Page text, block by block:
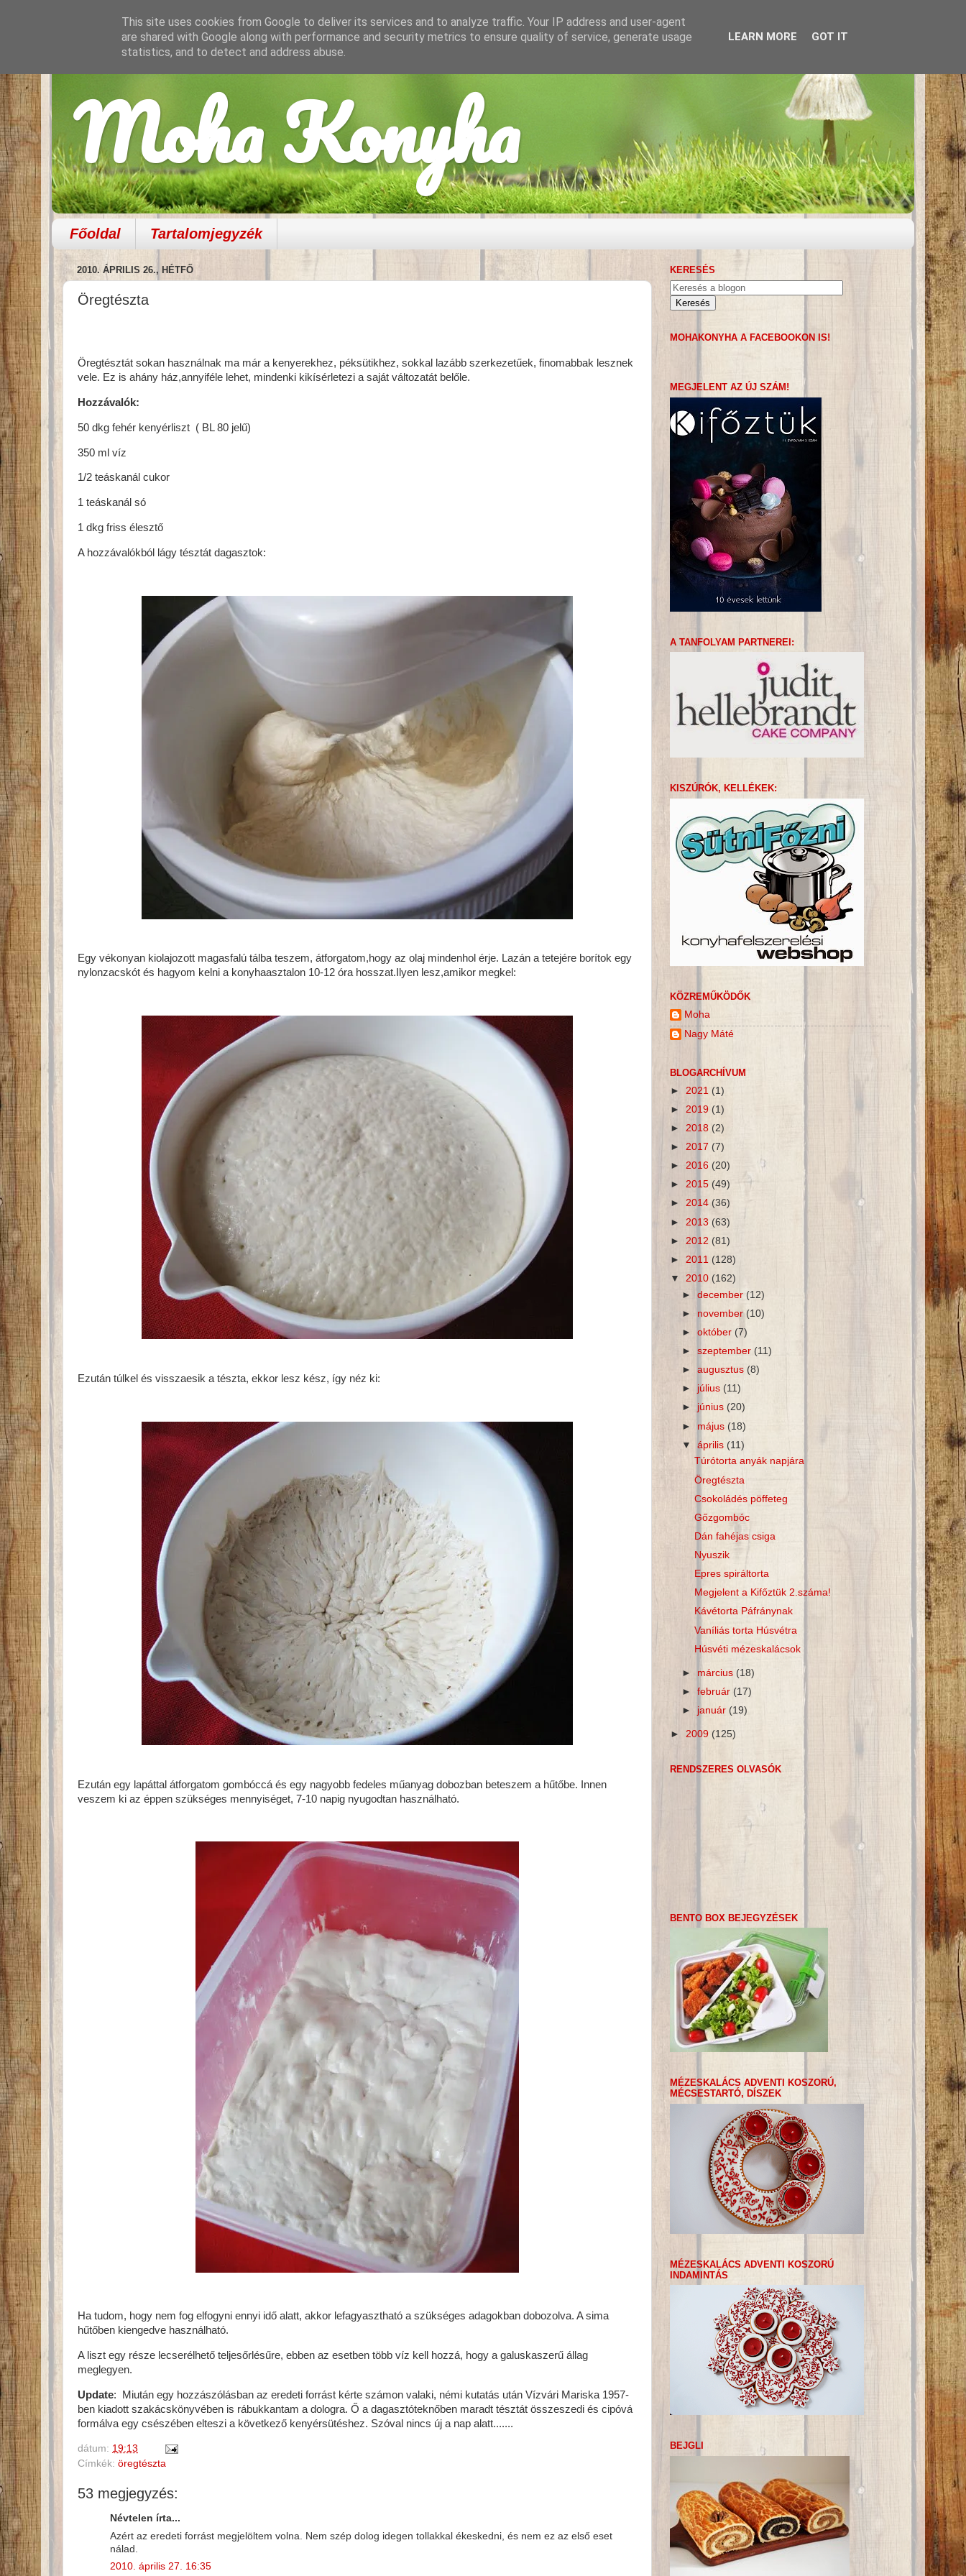
Moha Konyha
Főoldal Tartalomjegyzék
2010. ÁPRILIS 26., HÉTFŐ
Öregtészta
Öregtésztát sokan használnak ma már a kenyerekhez, péksütikhez, sokkal lazább szerkezetűek, finomabbak lesznek
vele. Ez is ahány ház,annyiféle lehet, mindenki kikísérletezi a saját változatát belőle.
Hozzávalók:
50 dkg fehér kenyérliszt ( BL 80 jelű)
350 ml víz
1/2 teáskanál cukor
1 teáskanál só
1 dkg friss élesztő
A hozzávalókból lágy tésztát dagasztok:
Egy vékonyan kiolajozott magasfalú tálba teszem, átforgatom,hogy az olaj mindenhol érje. Lazán a tetejére borítok egy
nylonzacskót és hagyom kelni a konyhaasztalon 10-12 óra hosszat.Ilyen lesz,amikor megkel:
Ezután túlkel és visszaesik a tészta, ekkor lesz kész, így néz ki:
Ezután egy lapáttal átforgatom gombóccá és egy nagyobb fedeles műanyag dobozban beteszem a hűtőbe. Innen
veszem ki az éppen szükséges mennyiséget, 7-10 napig nyugodtan használható.
Ha tudom, hogy nem fog elfogyni ennyi idő alatt, akkor lefagyasztható a szükséges adagokban dobozolva. A sima
hűtőben kiengedve használható.
A liszt egy része lecserélhető teljesőrlésűre, ebben az esetben több víz kell hozzá, hogy a galuskaszerű állag
meglegyen.
Update: Miután egy hozzászólásban az eredeti forrást kérte számon valaki, némi kutatás után Vízvári Mariska 1957-
ben kiadott szakácskönyvében is rábukkantam a dologra. Ő a dagasztóteknőben maradt tésztát összeszedi és cipóvá
formálva egy csészében elteszi a következő kenyérsütéshez. Szóval nincs új a nap alatt.......
dátum: 19:13
Címkék: öregtészta
53 megjegyzés:
Névtelen írta...
Azért az eredeti forrást megjelöltem volna. Nem szép dolog idegen tollakkal ékeskedni, és nem ez az első eset
nálad.
2010. április 27. 16:35
KERESÉS
MOHAKONYHA A FACEBOOKON IS!
MEGJELENT AZ ÚJ SZÁM!
A TANFOLYAM PARTNEREI:
KISZÚRÓK, KELLÉKEK:
KÖZREMŰKÖDŐK
Moha
Nagy Máté
BLOGARCHÍVUM
► 2021 (1)
► 2019 (1)
► 2018 (2)
► 2017 (7)
► 2016 (20)
► 2015 (49)
► 2014 (36)
► 2013 (63)
► 2012 (81)
► 2011 (128)
▼ 2010 (162)
►december(12)
► november (10)
►október (7)
►szeptember(11)
►augusztus (8)
► július(11)
► június(20)
► május (18)
▼április (11)
Túrótorta anyák napjára
Öregtészta
Csokoládés pöffeteg
Gőzgombóc
Dán fahéjas csiga
Nyuszik
Epres spiráltorta
Megjelent a Kifőztük 2.száma!
Kávétorta Páfránynak
Vaníliás torta Húsvétra
Húsvéti mézeskalácsok
► március (18)
►február(17)
► január (19)
► 2009 (125)
RENDSZERES OLVASÓK
BENTO BOX BEJEGYZÉSEK
MÉZESKALÁCS ADVENTI KOSZORÚ,
MÉCSESTARTÓ, DÍSZEK
MÉZESKALÁCS ADVENTI KOSZORÚ
INDAMINTÁS
BEJGLI
This site uses cookies from Google to deliver its services and to analyze traffic. Your IP address and user-agent
are shared with Google along with performance and security metrics to ensure quality of service, generate usage
statistics, and to detect and address abuse.
LEARN MORE GOT IT